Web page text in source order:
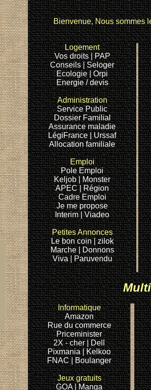
le bon coin
le bon coin
Bienvenue, Nous sommes
Logement
Vos droits | PAP
Conseils |Seloger
Ecologie| Orpi
Energie / devis
Administration
Service Public
Dossier Familial
Assurance maladie
LégiFrance| Urssaf
Allocation familiale
Emploi
Pole Emploi
Keljob |Monster
APEC | Région
CadreEmploi
Je me propose
Interim |Viadeo
Petites Annonces
Le bon coin | zilok
Marche |Donnons
Viva |Paruvendu
Informatique
Amazon
Rue du commerce
Priceminister
2X - cher| Dell
Pixmania | Kelkoo
FNAC| Boulanger
Jeux gratuits
GOA |Manga